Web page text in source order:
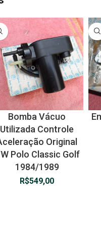
Bomba Vácuo
Utilizada Controle
Original
Polo Classic Golf
1984/1989
R$549,00